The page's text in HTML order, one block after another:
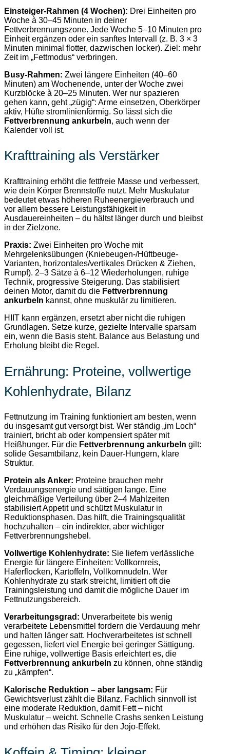
Einsteiger-Rahmen (4 Wochen): Drei Einheiten pro
Woche à 30–45 Minuten in deiner
Fettverbrennungszone. Jede Woche 5–10 Minuten pro
Einheit ergänzen oder ein sanftes Intervall (z. B. 3 × 3
Minuten minimal flotter, dazwischen locker). Ziel: mehr
Zeit im „Fettmodus“ verbringen.
Busy-Rahmen: Zwei längere Einheiten (40–60
Minuten) am Wochenende, unter der Woche zwei
Kurzblöcke à 20–25 Minuten. Wer nur spazieren
gehen kann, geht „zügig“: Arme einsetzen, Oberkörper
aktiv, Hüfte stromlinienförmig. So lässt sich die
Fettverbrennung ankurbeln, auch wenn der
Kalender voll ist.
Krafttraining als Verstärker
Krafttraining erhöht die fettfreie Masse und verbessert,
wie dein Körper Brennstoffe nutzt. Mehr Muskulatur
bedeutet etwas höheren Ruheenergieverbrauch und
vor allem bessere Leistungsfähigkeit in
Ausdauereinheiten – du hältst länger durch und bleibst
in der Zielzone.
Praxis: Zwei Einheiten pro Woche mit
Mehrgelenksübungen (Kniebeugen-/Hüftbeuge-
Varianten, horizontales/vertikales Drücken & Ziehen,
Rumpf). 2–3 Sätze à 6–12 Wiederholungen, ruhige
Technik, progressive Steigerung. Das stabilisiert
deinen Motor, damit du die Fettverbrennung
ankurbeln kannst, ohne muskulär zu limitieren.
HIIT kann ergänzen, ersetzt aber nicht die ruhigen
Grundlagen. Setze kurze, gezielte Intervalle sparsam
ein, wenn die Basis steht. Balance aus Belastung und
Erholung bleibt die Regel.
Ernährung: Proteine, vollwertige
Kohlenhydrate, Bilanz
Fettnutzung im Training funktioniert am besten, wenn
du insgesamt gut versorgt bist. Wer ständig „im Loch“
trainiert, bricht ab oder kompensiert später mit
Heißhunger. Für die Fettverbrennung ankurbeln gilt:
solide Gesamtbilanz, kein Dauer-Hungern, klare
Struktur.
Protein als Anker: Proteine brauchen mehr
Verdauungsenergie und sättigen lange. Eine
gleichmäßige Verteilung über 2–4 Mahlzeiten
stabilisiert Appetit und schützt Muskulatur in
Reduktionsphasen. Das hilft, die Trainingsqualität
hochzuhalten – ein indirekter, aber wichtiger
Fettverbrennungshebel.
Vollwertige Kohlenhydrate: Sie liefern verlässliche
Energie für längere Einheiten: Vollkornreis,
Haferflocken, Kartoffeln, Vollkornnudeln. Wer
Kohlenhydrate zu stark streicht, limitiert oft die
Trainingsleistung und damit die mögliche Dauer im
Fettnutzungsbereich.
Verarbeitungsgrad: Unverarbeitete bis wenig
verarbeitete Lebensmittel fordern die Verdauung mehr
und halten länger satt. Hochverarbeitetes ist schnell
gegessen, liefert viel Energie bei geringer Sättigung.
Eine ruhige, vollwertige Basis erleichtert es, die
Fettverbrennung ankurbeln zu können, ohne ständig
zu „kämpfen“.
Kalorische Reduktion – aber langsam: Für
Gewichtsverlust zählt die Bilanz. Fachlich sinnvoll ist
eine moderate Reduktion, damit Fett – nicht
Muskulatur – weicht. Schnelle Crashs senken Leistung
und erhöhen das Risiko für den Jojo-Effekt.